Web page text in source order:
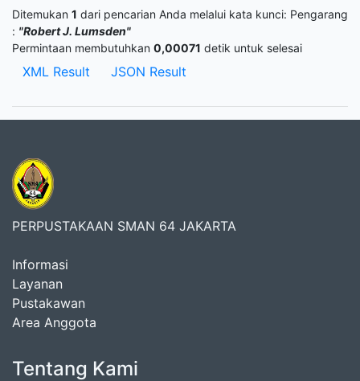
Ditemukan 1 dari pencarian Anda melalui kata kunci: Pengarang
: "Robert J. Lumsden"
Permintaan membutuhkan 0,00071 detik untuk selesai
XML Result JSON Result
PERPUSTAKAAN SMAN 64 JAKARTA
Informasi
Layanan
Pustakawan
Area Anggota
Tentang Kami